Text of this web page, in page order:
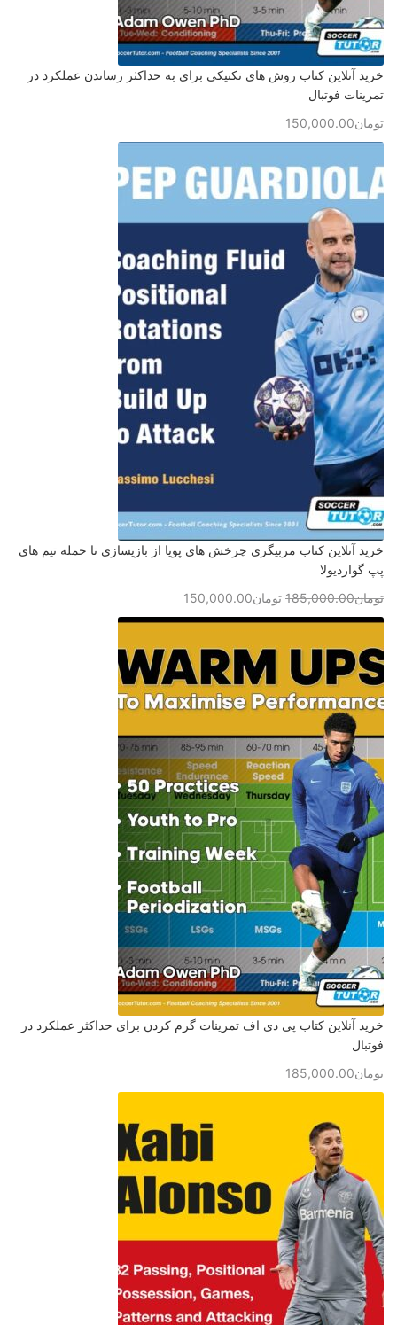
خرید آنلاین کتاب روش های تکنیکی برای به حداکثر رساندن عملکرد در
تمرینات فوتبال
تومان150,000.00
خرید آنلاین کتاب مربیگری چرخش های پویا از بازیسازی تا حمله تیم های
پپ گواردیولا
تومان185,000.00 تومان150,000.00
خرید آنلاین کتاب پی دی اف تمرینات گرم کردن برای حداکثر عملکرد در
فوتبال
تومان185,000.00